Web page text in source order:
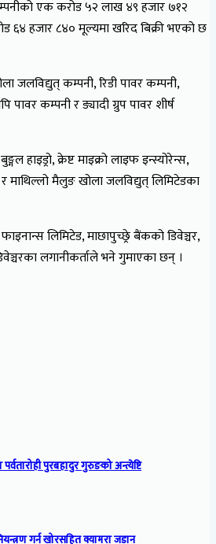
एक करोड ५२ लाख ४९ हजार ७१२
६४ हजार ८४० मूल्यमा खरिद बिक्री भएको छ
जलविद्युत् कम्पनी, रिडी पावर कम्पनी,
पावर कम्पनी र ङ्यादी ग्रुप पावर शीर्ष
हाइड्रो, क्रेष्ट माइक्रो लाइफ इन्स्योरेन्स,
मैलुङ खोला जलविद्युत् लिमिटेडका
फाइनान्स लिमिटेड, माछापुच्छ्रे बैंकको डिवेञ्चर,
लगानीकर्ताले भने गुमाएका छन् ।
पुरबहादुर गुरुङको अन्त्येष्टि
गर्न खोरसहित क्यामरा जडान